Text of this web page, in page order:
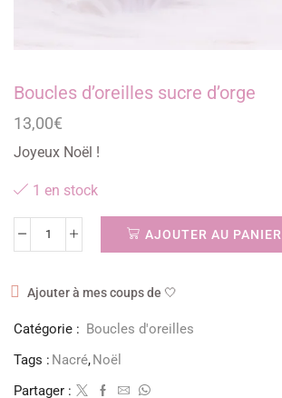
Boucles d’oreilles sucre d’orge
13,00€
Joyeux Noël !
1 en stock
AJOUTER AU PANIER
Ajouter à mes coups de 🤍
Catégorie : Boucles d'oreilles
Tags : Nacré,Noël
Partager :